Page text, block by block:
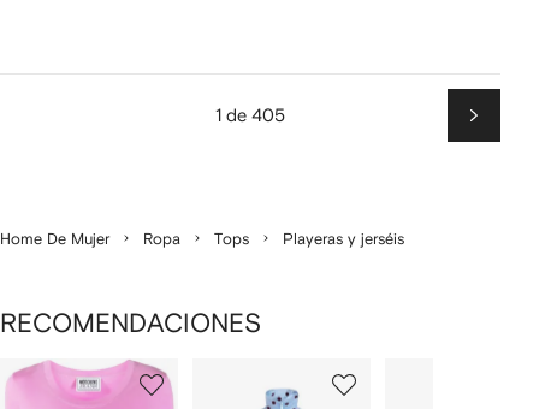
1 de 405
Home De Mujer Ropa Tops Playeras y jerséis
RECOMENDACIONES
de